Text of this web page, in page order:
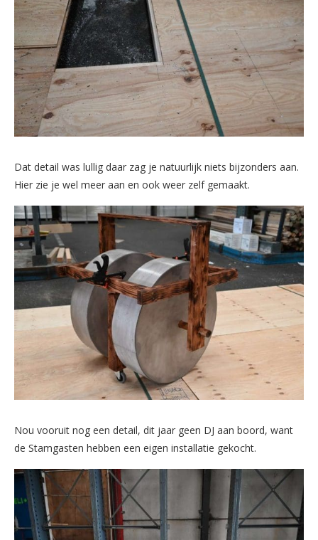
Dat detail was lullig daar zag je natuurlijk niets bijzonders aan.
Hier zie je wel meer aan en ook weer zelf gemaakt.
Nou vooruit nog een detail, dit jaar geen DJ aan boord, want
de Stamgasten hebben een eigen installatie gekocht.